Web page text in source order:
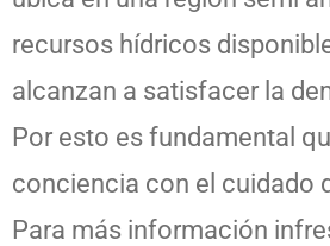
recursos hídricos
alcanzan a satisfacer la
Por esto es fundamental
conciencia con el cuidado
Para más información